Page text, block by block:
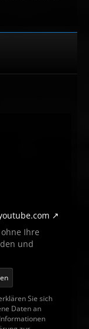
Ihre
und
Sie sich
Daten an